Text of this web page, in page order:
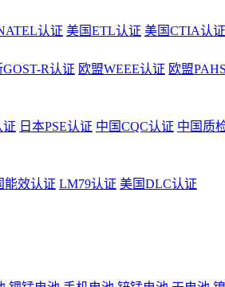
认证 美国ETL认证 美国CTIA认证
R认证 欧盟WEEE认证 欧盟
证 日本PSE认证 中国CQC认证 中国质
能效认证 LM79认证 美国DLC认证